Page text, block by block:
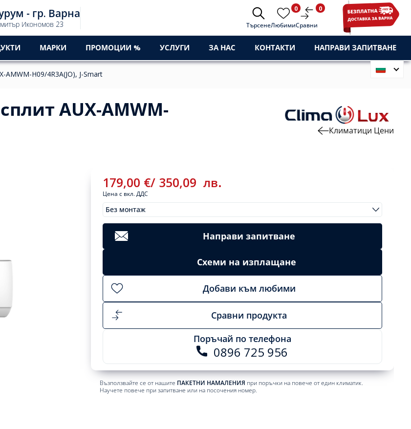
- гр. Варна
Икономов 23 ТърсенеЛюбими
0
Сравни
0
МАРКИ ПРОМОЦИИ % УСЛУГИ ЗА НАС КОНТАКТИ НАПРАВИ ЗАПИТВАНЕ
H09/4R3A(JO), J-Smart
AUX-AMWM-
Климатици Цени
179,00 €/ 350,09 лв.
Цена с вкл. ДДС
Без монтаж
МонтажиClear
179,00€/
350,09
Направи запитване
Схеми на изплащане
Добави към любими
Сравни продукта
Поръчай по телефона
0896 725 956
Възползвайте се от нашите ПАКЕТНИ НАМАЛЕНИЯ при поръчки на повече от един климатик.
Научете повече при запитване или на посочения номер.